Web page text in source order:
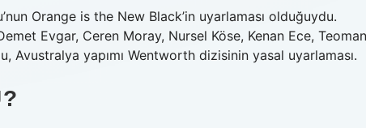
Orange is the New Black’in uyarlaması olduğuydu.
Evgar, Ceren Moray, Nursel Köse, Kenan Ece, Teoman
Avustralya yapımı Wentworth dizisinin yasal uyarlaması.